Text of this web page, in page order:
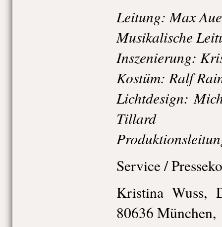
Leitung: Max
Musikalische
Inszenierung:
Kostüm: Ralf
Lichtdesign:
Tillard
Service /
Kristina Wuss,
80636 München,